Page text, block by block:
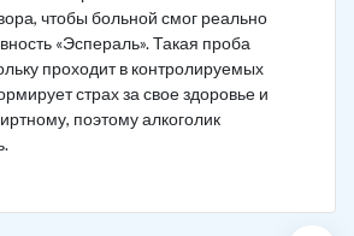
чтобы больной смог реально
«Эспераль». Такая проба
проходит в контролируемых
страх за свое здоровье и
поэтому алкоголик